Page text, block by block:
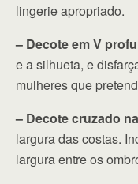
lingerie apropriado.
– Decote em V
e a silhueta, e
mulheres que
– Decote cruzado
largura das costas.
largura entre os